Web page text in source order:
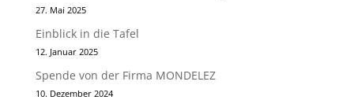
27. Mai 2025
Einblick in die Tafel
12. Januar 2025
Spende von der Firma MONDELEZ
10. Dezember 2024